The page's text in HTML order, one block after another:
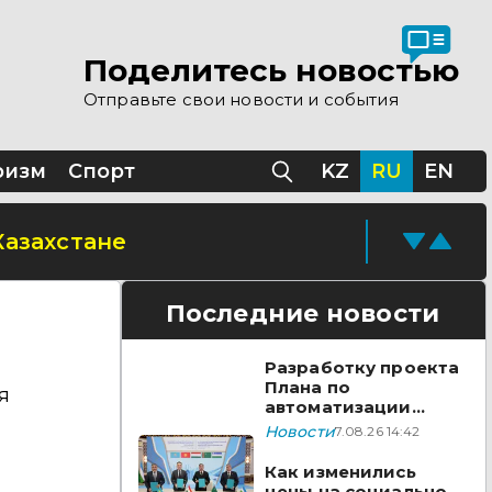
Поделитесь новостью
Отправьте свои новости и события
Спорт KZ RU EN
Последние новости
Разработку проекта
Плана по
автоматизации
учета воды в
Сырдарья одобрили
государства ЦА
Новости7.08.26 14:42
Как изменились